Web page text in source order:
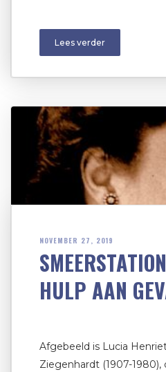
Lees verder
NOVEMBER 27, 2019
HULP AAN
Afgebeeld is Lucia
Ziegenhardt (1907-